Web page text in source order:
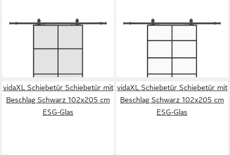
VIDAXL
Beschlag Schwarz 102,5x205
VIDAXL
cm ESG-Glas
ab 279,99 €
vidaXL Schiebetür Schiebetür mit
Beschlag Schwarz 102x205 cm
ESG-Glas
vidaXL Schiebetür Schiebetür mit
Beschlag Schwarz 102x205 cm
ESG-Glas